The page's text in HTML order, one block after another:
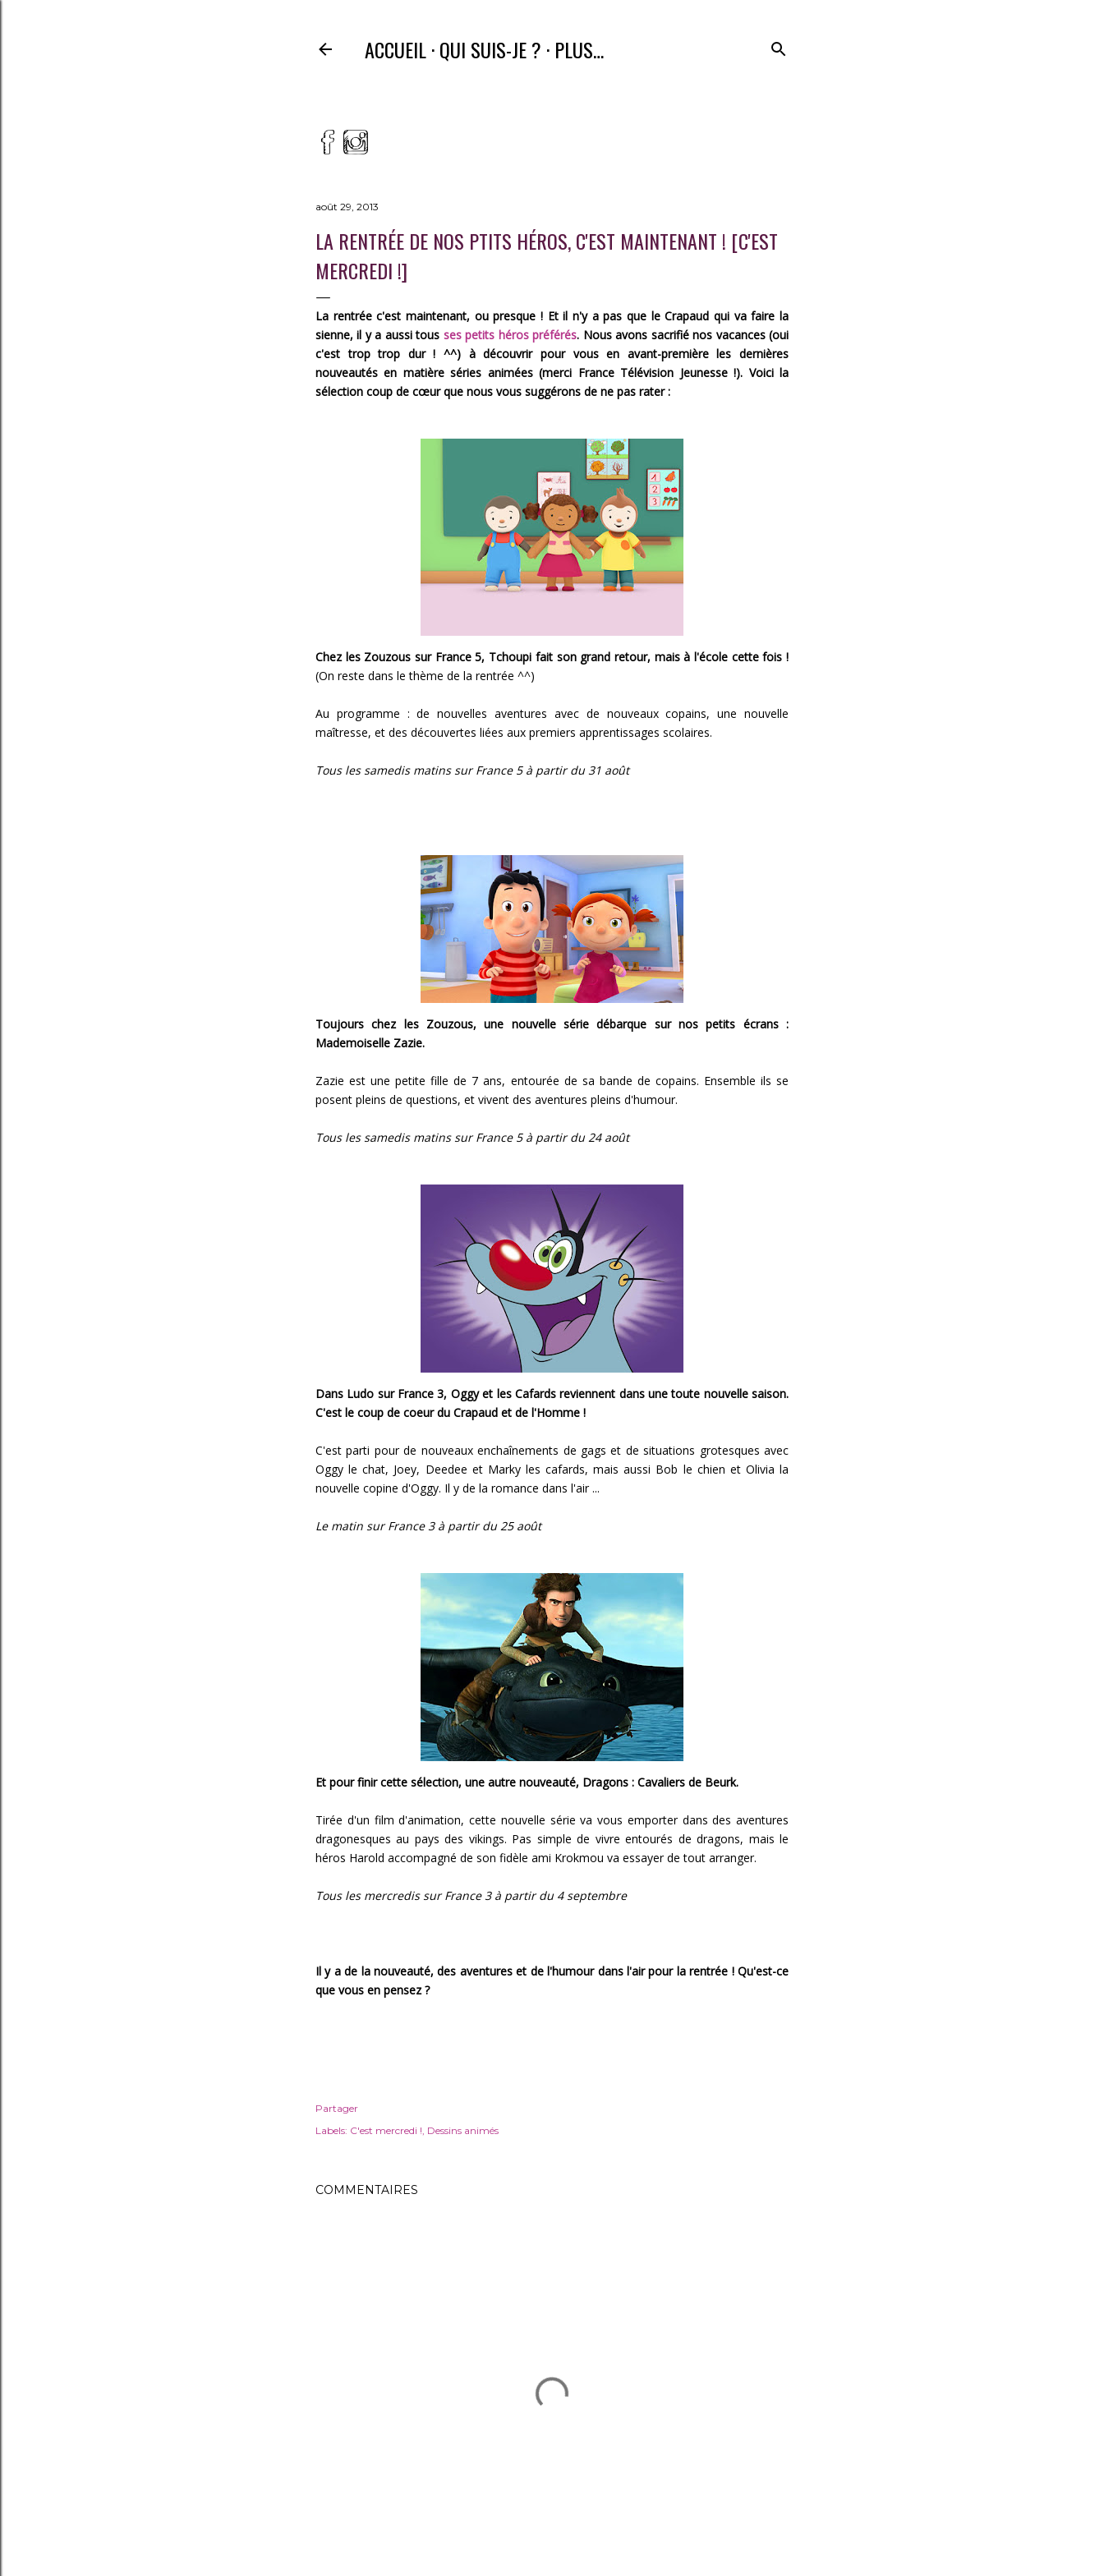
ACCUEIL QUI SUIS-JE ? PLUS…
août 29, 2013
LA RENTRÉE DE NOS PTITS HÉROS, C'EST MAINTENANT ! [C'EST
MERCREDI !]
La rentrée c'est maintenant, ou presque ! Et il n'y a pas que le Crapaud qui va faire la
sienne, il y a aussi tous ses petits héros préférés. Nous avons sacrifié nos vacances (oui
c'est trop trop dur ! ^^) à découvrir pour vous en avant-première les dernières
nouveautés en matière séries animées(merci France Télévision Jeunesse !). Voici la
sélection coup de cœur que nous vous suggérons de ne pas rater :
Chez les Zouzous sur France 5, Tchoupi fait son grand retour, mais à l'école cette fois !
(On reste dans le thème de la rentrée ^^)
Au programme : de nouvelles aventures avec de nouveaux copains, une nouvelle
maîtresse, et des découvertes liées aux premiers apprentissages scolaires.
Tous les samedis matins sur France 5 à partir du 31 août
Toujours chez les Zouzous, une nouvelle série débarque sur nos petits écrans :
Mademoiselle Zazie.
Zazie est une petite fille de 7 ans, entourée de sa bande de copains. Ensemble ils se
posent pleins de questions, et vivent des aventures pleins d'humour.
Tous les samedis matins sur France 5 à partir du 24 août
Dans Ludo sur France 3, Oggy et les Cafards reviennent dans une toute nouvelle saison.
C'est le coup de coeur du Crapaud et de l'Homme !
C'est parti pour de nouveaux enchaînements de gags et de situations grotesques avec
Oggy le chat, Joey, Deedee et Marky les cafards, mais aussi Bob le chien et Olivia la
nouvelle copine d'Oggy. Il y de la romance dans l'air ...
Le matin sur France 3 à partir du 25 août
Et pour finir cette sélection, une autre nouveauté, Dragons : Cavaliers de Beurk.
Tirée d'un film d'animation, cette nouvelle série va vous emporter dans des aventures
dragonesques au pays des vikings. Pas simple de vivre entourés de dragons, mais le
héros Harold accompagné de son fidèle ami Krokmou va essayer de tout arranger.
Tous les mercredis sur France 3 à partir du 4 septembre
Il y a de la nouveauté, des aventures et de l'humour dans l'air pour la rentrée ! Qu'est-ce
que vous en pensez ?
Partager
Labels: C'est mercredi ! Dessins animés
COMMENTAIRES